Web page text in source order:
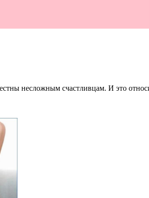
несложным счастливцам. И это